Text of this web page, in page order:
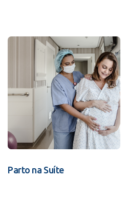
Parto na Suíte